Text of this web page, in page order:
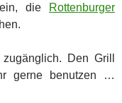
die
Rottenburger
Den Grill
gerne benutzen …